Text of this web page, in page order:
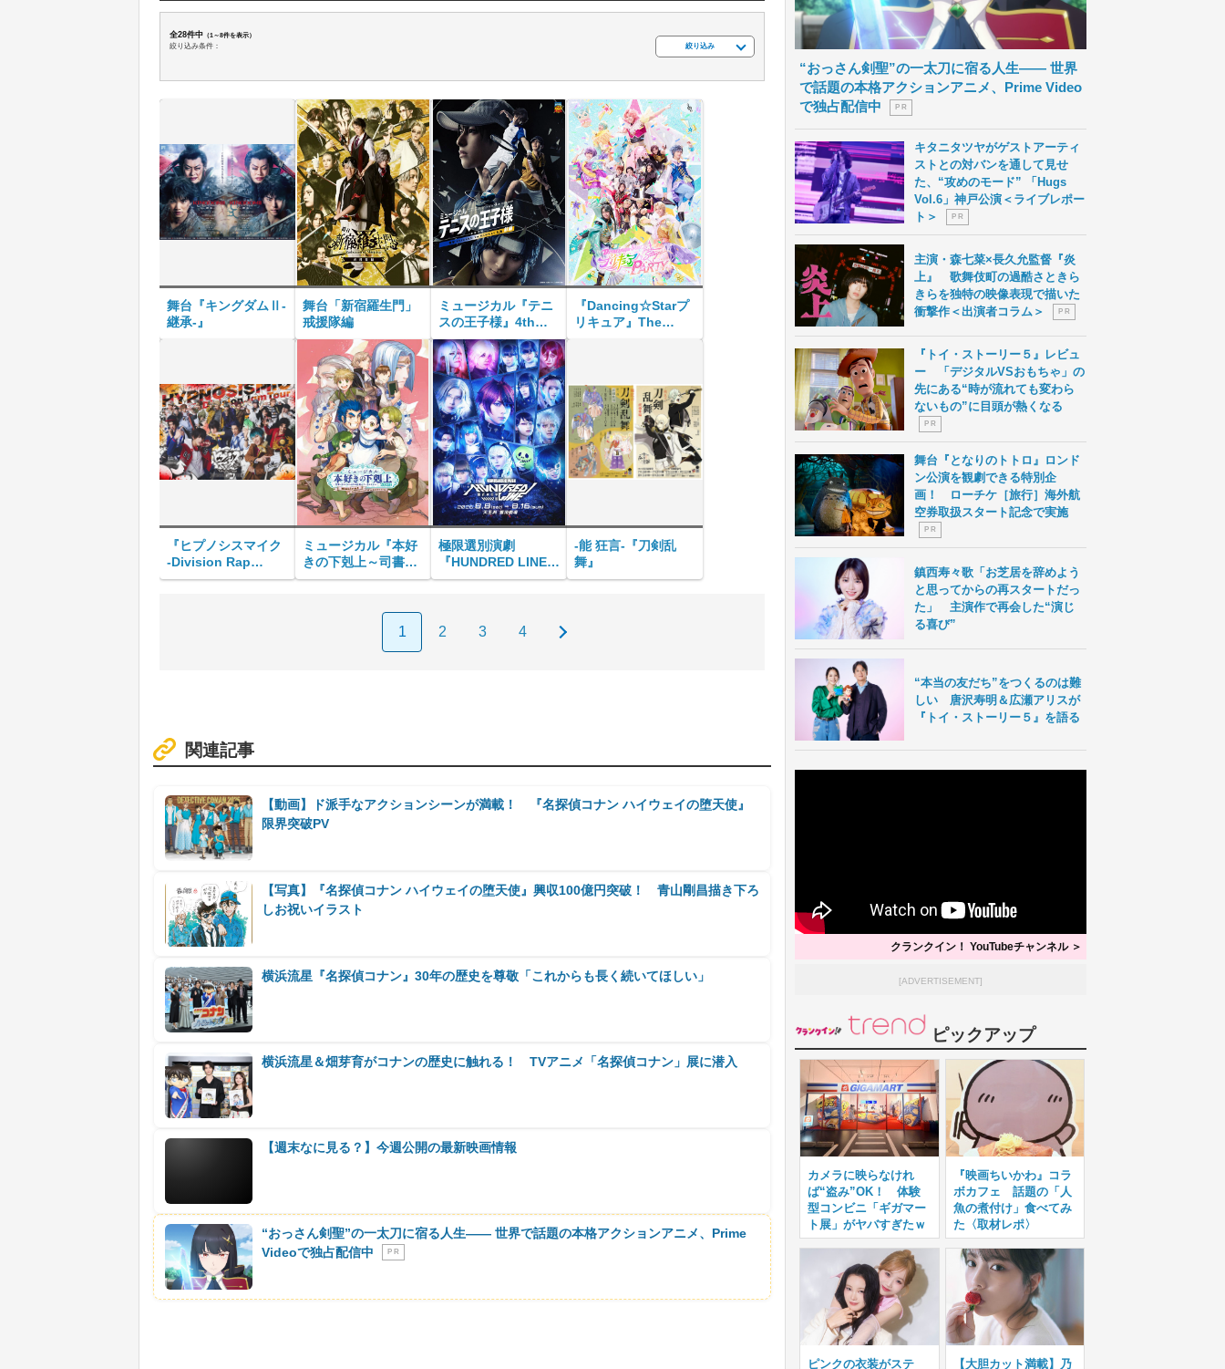
全28件中（1～8件を表示）
絞り込み条件： 絞り込み
舞台『キングダムⅡ-
継承-』
舞台「新宿羅生門」
戒援隊編
ミュージカル『テニ
スの王子様』4thシ
ーズン 全国大会 青
学vs立海 前編
『Dancing☆Starプ
リキュア』The
『ヒプノシスマイク
-Division Rap
Battle-』Rule the
ミュージカル『本好
きの下剋上～司書に
なるためには手段を
極限選別演劇
『HUNDRED LINE -
最終防衛学園-』
-能 狂言-『刀剣乱
舞』
1 2 3 4
関連記事
【動画】ド派手なアクションシーンが満載！ 『名探偵コナン ハイウェイの堕天使』
限界突破PV
【写真】『名探偵コナン ハイウェイの堕天使』興収100億円突破！ 青山剛昌描き下ろ
しお祝いイラスト
横浜流星『名探偵コナン』30年の歴史を尊敬「これからも長く続いてほしい」
横浜流星＆畑芽育がコナンの歴史に触れる！ TVアニメ「名探偵コナン」展に潜入
【週末なに見る？】今週公開の最新映画情報
“おっさん剣聖”の一太刀に宿る人生―― 世界で話題の本格アクションアニメ、Prime
Videoで独占配信中
P R
“おっさん剣聖”の一太刀に宿る人生―― 世界
で話題の本格アクションアニメ、Prime Video
で独占配信中
P R
キタニタツヤがゲストアーティ
ストとの対バンを通して見せ
た、“攻めのモード” 「Hugs
Vol.6」神戸公演＜ライブレポー
ト＞
P R
主演・森七菜×長久允監督『炎
上』 歌舞伎町の過酷さときら
きらを独特の映像表現で描いた
衝撃作＜出演者コラム＞
P R
『トイ・ストーリー５』レビュ
ー 「デジタルVSおもちゃ」の
先にある“時が流れても変わら
ないもの”に目頭が熱くなる
P R
舞台『となりのトトロ』ロンド
ン公演を観劇できる特別企
画！ ローチケ［旅行］海外航
空券取扱スタート記念で実施
P R
鎮西寿々歌「お芝居を辞めよう
と思ってからの再スタートだっ
た」 主演作で再会した“演じ
る喜び”
“本当の友だち”をつくるのは難
しい 唐沢寿明＆広瀬アリスが
『トイ・ストーリー５』を語る
クランクイン！ YouTubeチャンネル ＞
[ADVERTISEMENT]
ピックアップ
カメラに映らなけれ
ば“盗み”OK！ 体験
型コンビニ「ギガマー
ト展」がヤバすぎたｗ
『映画ちいかわ』コラ
ボカフェ 話題の「人
魚の煮付け」食べてみ
た〈取材レポ〉
ピンクの衣装がステ 【大胆カット満載】乃